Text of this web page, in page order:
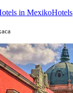
in MexikoHotels